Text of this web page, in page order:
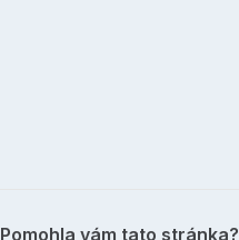
Pomohla vám tato stránka?